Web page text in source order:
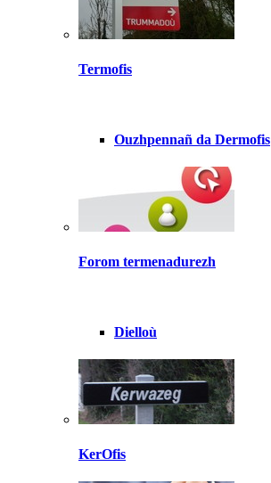
Termofis
Ouzhpennañ da Dermofis
Forom termenadurezh
Dielloù
KerOfis